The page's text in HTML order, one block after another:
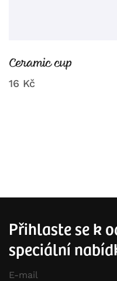
Ceramic cup
16 Kč
Přihlaste se k
speciální
E-mail